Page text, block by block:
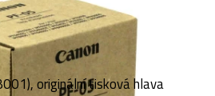
originální tisková hlava